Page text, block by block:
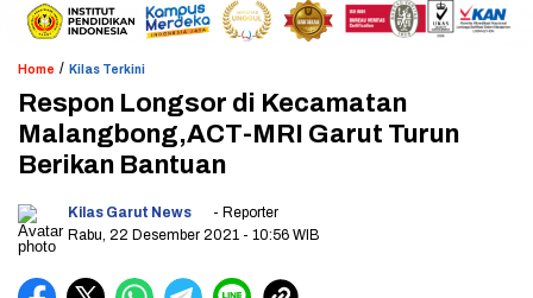
Home / Kilas Terkini
Respon Longsor di Kecamatan
Malangbong,ACT-MRI Garut Turun
Berikan Bantuan
Kilas Garut News
- Reporter
Rabu, 22 Desember 2021 - 10:56 WIB